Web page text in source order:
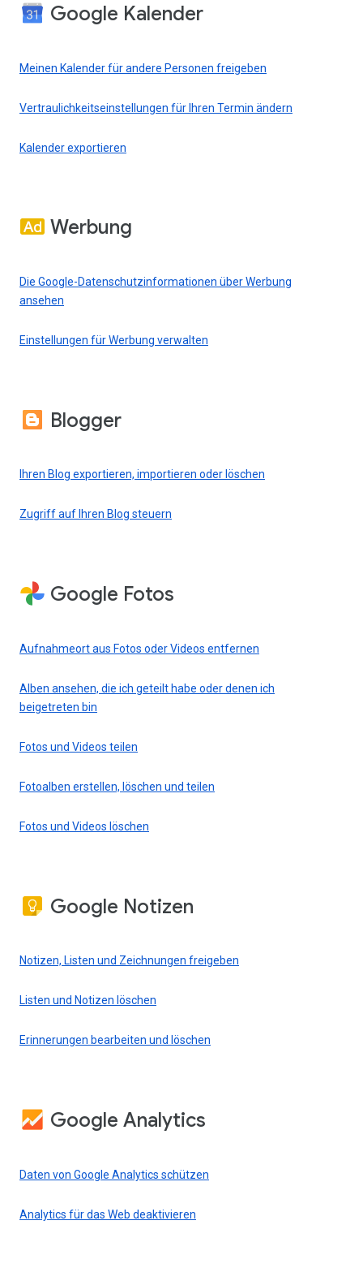
Google Kalender
Meinen Kalender für andere Personen freigeben
Vertraulichkeitseinstellungen für Ihren Termin ändern
Kalender exportieren
Werbung
Die Google-Datenschutzinformationen über Werbung
ansehen
Einstellungen für Werbung verwalten
Blogger
Ihren Blog exportieren, importieren oder löschen
Zugriff auf Ihren Blog steuern
Google Fotos
Aufnahmeort aus Fotos oder Videos entfernen
Alben ansehen, die ich geteilt habe oder denen ich
beigetreten bin
Fotos und Videos teilen
Fotoalben erstellen, löschen und teilen
Fotos und Videos löschen
Google Notizen
Notizen, Listen und Zeichnungen freigeben
Listen und Notizen löschen
Erinnerungen bearbeiten und löschen
Google Analytics
Daten von Google Analytics schützen
Analytics für das Web deaktivieren